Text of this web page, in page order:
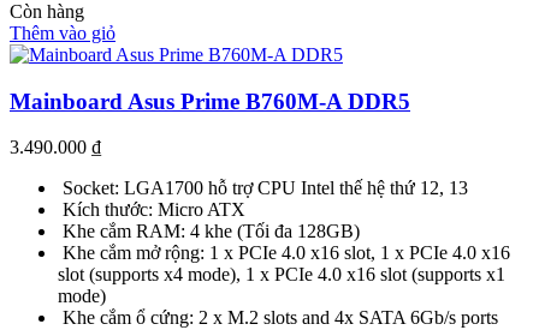
Còn hàng
Thêm vào giỏ
Mainboard Asus Prime B760M-A DDR5
3.490.000 ₫
Socket: LGA1700 hỗ trợ CPU Intel thế hệ thứ 12, 13
Kích thước: Micro ATX
Khe cắm RAM: 4 khe (Tối đa 128GB)
Khe cắm mở rộng: 1 x PCIe 4.0 x16 slot, 1 x PCIe 4.0 x16
slot (supports x4 mode), 1 x PCIe 4.0 x16 slot (supports x1
mode)
Khe cắm ổ cứng: 2 x M.2 slots and 4x SATA 6Gb/s ports